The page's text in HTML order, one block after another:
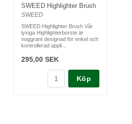
SWEED Highlighter Brush
SWEED
SWEED Highlighter Brush Vår
lyxiga Highlighterborste är
noggrant designad för enkel och
kontrollerad appli...
295,00 SEK
Köp